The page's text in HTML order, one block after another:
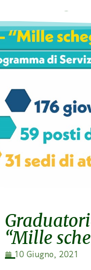
“Mille
10 Giugno, 2021